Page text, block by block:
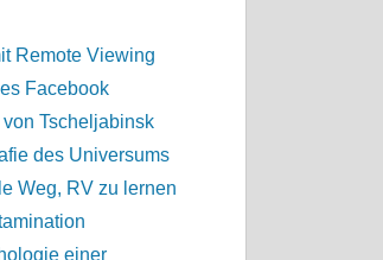
Remote Viewing
Facebook
von Tscheljabinsk
des Universums
Weg, RV zu lernen
einer